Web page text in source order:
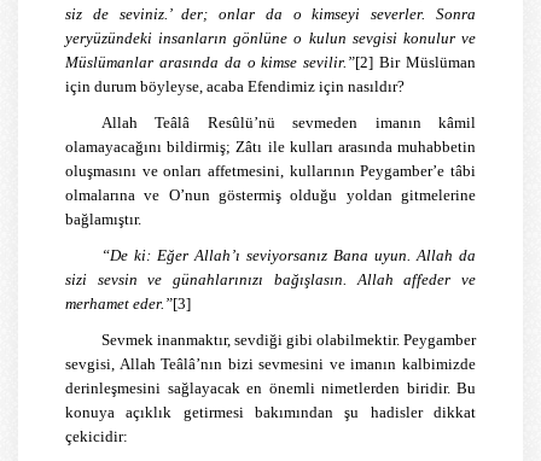
siz de seviniz.’ der; onlar da o kimseyi severler. Sonra
yeryüzündeki insanların gönlüne o kulun sevgisi konulur ve
Müslümanlar arasında da o kimse sevilir.”[2] Bir Müslüman
için durum böyleyse, acaba Efendimiz için nasıldır?
Allah Teâlâ Resûlü’nü sevmeden imanın kâmil
olamayacağını bildirmiş; Zâtı ile kulları arasında muhabbetin
oluşmasını ve onları affetmesini, kullarının Peygamber’e tâbi
olmalarına ve O’nun göstermiş olduğu yoldan gitmelerine
bağlamıştır.
“De ki: Eğer Allah’ı seviyorsanız Bana uyun. Allah da
sizi sevsin ve günahlarınızı bağışlasın. Allah affeder ve
merhamet eder.”[3]
Sevmek inanmaktır, sevdiği gibi olabilmektir. Peygamber
sevgisi, Allah Teâlâ’nın bizi sevmesini ve imanın kalbimizde
derinleşmesini sağlayacak en önemli nimetlerden biridir. Bu
konuya açıklık getirmesi bakımından şu hadisler dikkat
çekicidir: